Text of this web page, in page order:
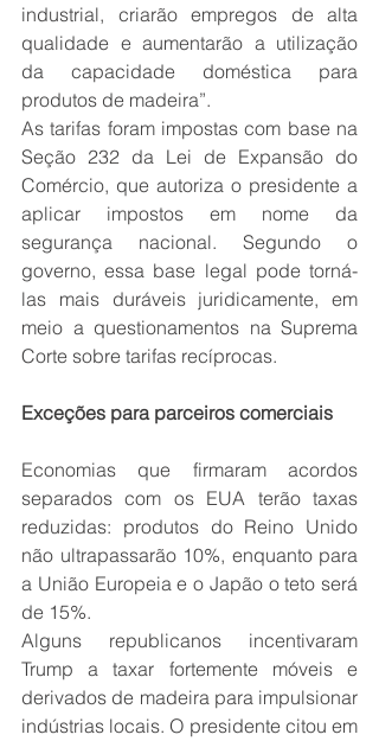
industrial, criarão empregos de alta
qualidade e aumentarão a utilização
da capacidade doméstica para
produtos de madeira”.
As tarifas foram impostas com base na
Seção 232 da Lei de Expansão do
Comércio, que autoriza o presidente a
aplicar impostos em nome da
segurança nacional. Segundo o
governo, essa base legal pode torná-
las mais duráveis juridicamente, em
meio a questionamentos na Suprema
Corte sobre tarifas recíprocas.
Exceções para parceiros comerciais
Economias que firmaram acordos
separados com os EUA terão taxas
reduzidas: produtos do Reino Unido
não ultrapassarão 10%, enquanto para
a União Europeia e o Japão o teto será
de 15%.
Alguns republicanos incentivaram
Trump a taxar fortemente móveis e
derivados de madeira para impulsionar
indústrias locais. O presidente citou em